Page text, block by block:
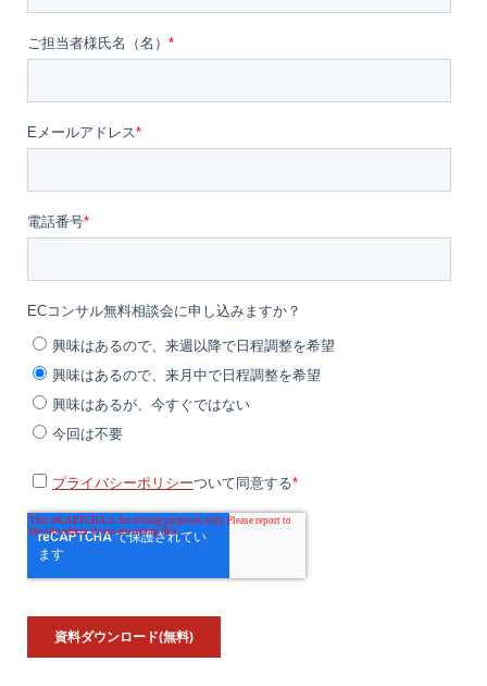
そ
ば
に
資
料
ダ
ウ
ド